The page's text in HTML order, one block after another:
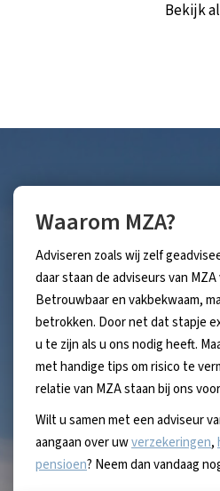
Bekijk
Waarom MZA?
Adviseren zoals wij zelf
daar staan de adviseurs van
Betrouwbaar en vakbekwaam,
betrokken. Door net dat stapje
u te zijn als u ons nodig heeft.
met handige tips om risico te
relatie van MZA staan bij ons
Wilt u samen met een adviseur
aangaan over uwverzekeringen,
pensioen? Neem dan vandaag